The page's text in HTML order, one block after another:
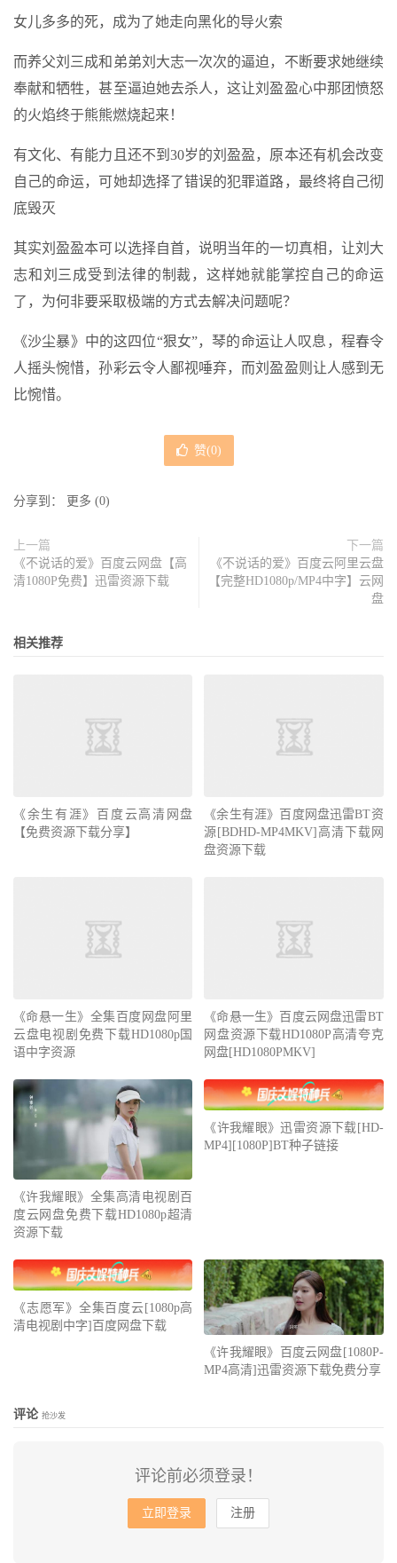
女儿多多的死，成为了她走向黑化的导火索
而养父刘三成和弟弟刘大志一次次的逼迫，不断要求她继续
奉献和牺牲，甚至逼迫她去杀人，这让刘盈盈心中那团愤怒
的火焰终于熊熊燃烧起来！
有文化、有能力且还不到30岁的刘盈盈，原本还有机会改变
自己的命运，可她却选择了错误的犯罪道路，最终将自己彻
底毁灭
其实刘盈盈本可以选择自首，说明当年的一切真相，让刘大
志和刘三成受到法律的制裁，这样她就能掌控自己的命运
了，为何非要采取极端的方式去解决问题呢？
《沙尘暴》中的这四位“狠女”，琴的命运让人叹息，程春令
人摇头惋惜，孙彩云令人鄙视唾弃，而刘盈盈则让人感到无
比惋惜。
赞(0)
分享到： 更多 (0)
上一篇
《不说话的爱》百度云网盘【高
清1080P免费】迅雷资源下载
下一篇
《不说话的爱》百度云阿里云盘
【完整HD1080p/MP4中字】云网
盘
相关推荐
《余生有涯》百度云高清网盘
【免费资源下载分享】
《余生有涯》百度网盘迅雷BT资
源[BDHD-MP4MKV]高清下载网
盘资源下载
《命悬一生》全集百度网盘阿里
云盘电视剧免费下载HD1080p国
语中字资源
《命悬一生》百度云网盘迅雷BT
网盘资源下载HD1080P高清夸克
网盘[HD1080PMKV]
《许我耀眼》全集高清电视剧百
度云网盘免费下载HD1080p超清
资源下载
《许我耀眼》迅雷资源下载[HD-
MP4][1080P]BT种子链接
《志愿军》全集百度云[1080p高
清电视剧中字]百度网盘下载
《许我耀眼》百度云网盘[1080P-
MP4高清]迅雷资源下载免费分享
评论 抢沙发
评论前必须登录！
立即登录 注册